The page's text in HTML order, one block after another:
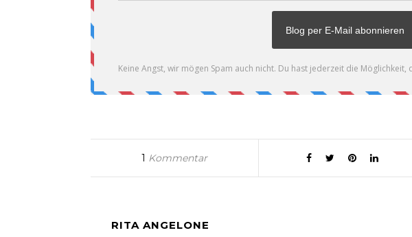
1 Kommentar
RITA ANGELONE